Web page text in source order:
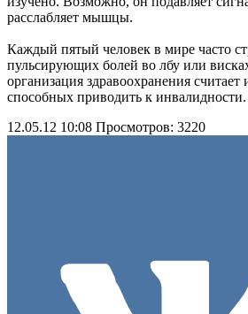
расслабляет мышцы.
Каждый пятый человек в мире часто
пульсирующих болей во лбу или
организация здравоохранения
способных приводить к инвалидности.
12.05.12 10:08 Просмотров: 3220